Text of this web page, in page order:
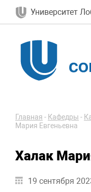
Университет
Главная - Кафедры -
Мария Евгеньевна
Халак
19 сентября